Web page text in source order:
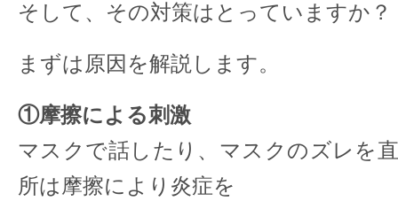
そして、その対策はとっていますか？
まずは原因を解説します。
①摩擦による刺激
マスクで話したり、マスクのズレを
所は摩擦により炎症を